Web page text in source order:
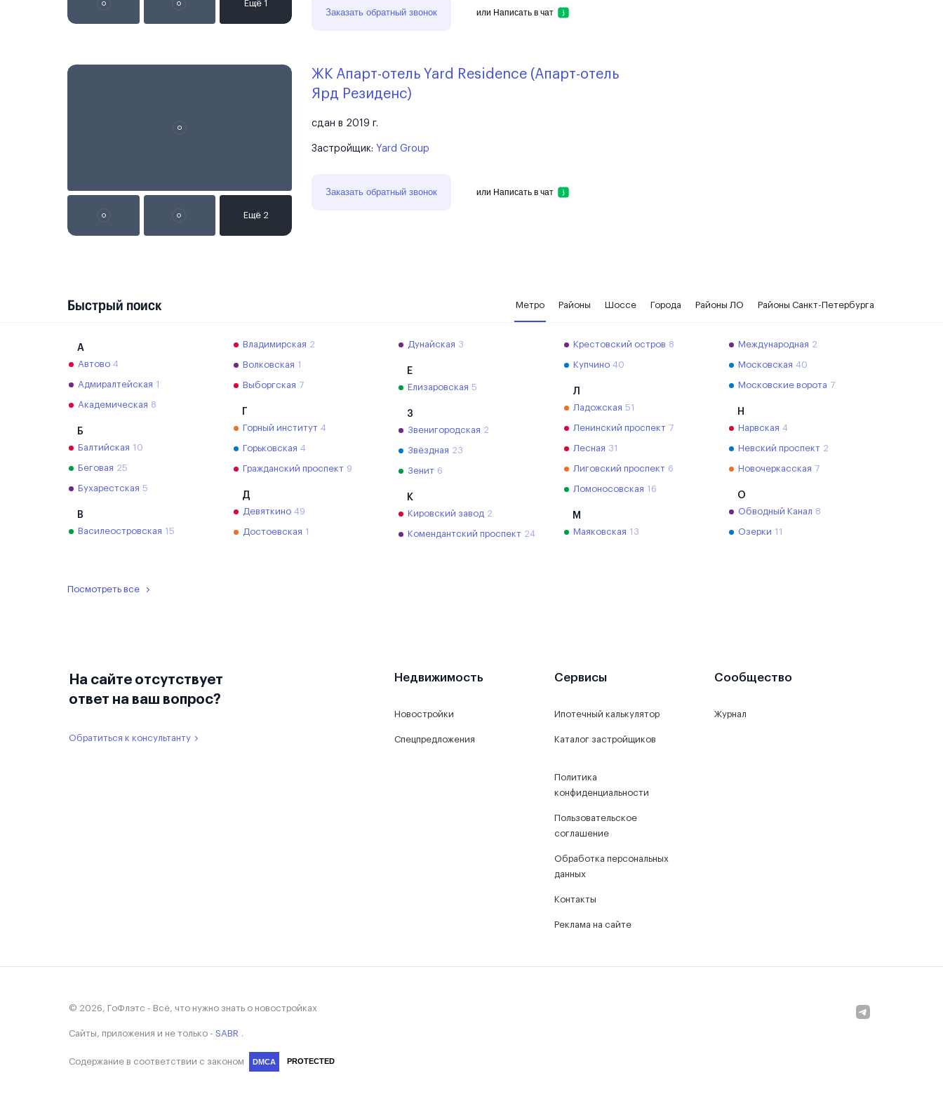
Заказать обратный звонок или Написать в чат
ЖК Апарт-отель Yard Residence (Апарт-отель
Ярд Резиденс)
сдан в 2019 г.
Застройщик: Yard Group
Заказать обратный звонок или Написать в чат
Быстрый поиск Метро Районы Шоссе Города Районы ЛО Районы Санкт-Петербурга
А
Автово 4
Адмиралтейская 1
Академическая 8
Б
Балтийская 10
Беговая 25
Бухарестская 5
В
Василеостровская 15
Владимирская 2
Волковская 1
Выборгская 7
Горный институт 4
Горьковская 4
Гражданский проспект 9
Д
Девяткино 49
Достоевская 1
Дунайская 3
Е
Елизаровская 5
З
Звенигородская 2
Звёздная 23
Зенит 6
К
Кировский завод 2
Комендантский проспект 24
Крестовский остров 8
Купчино 40
Л
Ладожская 51
Ленинский проспект 7
Лесная 31
Лиговский проспект 6
Ломоносовская 16
М
Маяковская 13
Международная 2
Московская 40
Московские ворота 7
Н
Нарвская 4
Невский проспект 2
Новочеркасская 7
О
Обводный Канал 8
Озерки 11
Посмотреть все
На сайте отсутствует
ответ на ваш вопрос?
Обратиться к консультанту
Недвижимость
Новостройки
Спецпредложения
Сервисы
Ипотечный калькулятор
Каталог застройщиков
Политика
конфиденциальности
Пользовательское
соглашение
Обработка персональных
данных
Контакты
Реклама на сайте
Сообщество
Журнал
© 2026, ГоФлэтс - Всё, что нужно знать о новостройках
Сайты, приложения и не только - SABR .
Содержание в соответствии с законом DMCA PROTECTED